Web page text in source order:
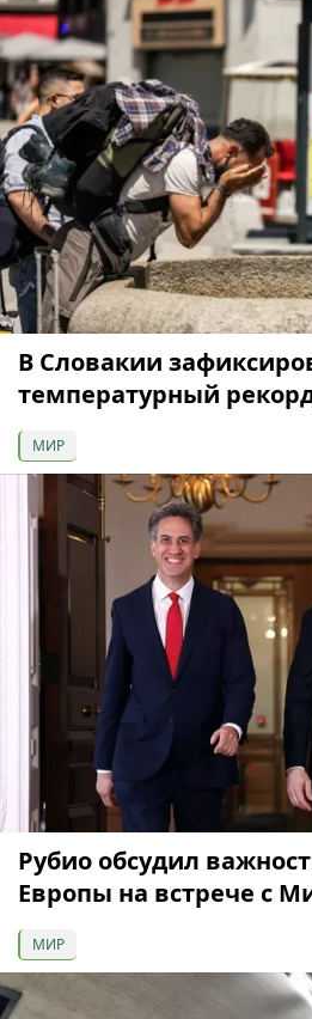
В Словакии
температурный
МИР
Рубио обсудил
Европы на встрече с
МИР